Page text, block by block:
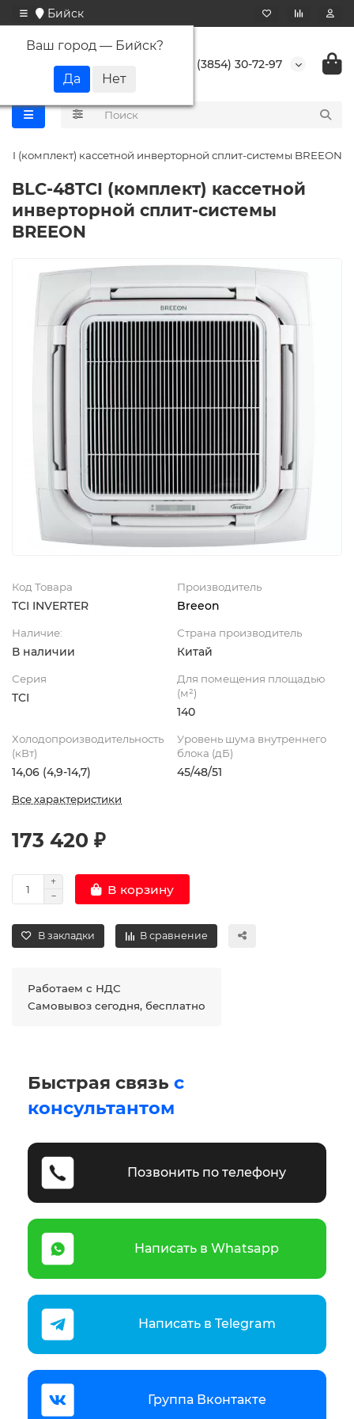
Бийск
Ваш город — Бийск?
+7 (3854) 30-72-97
(комплект) кассетной инверторной сплит-системы BREEON
BLC-48TCI (комплект) кассетной
инверторной сплит-системы
BREEON
Код Товара
TCI INVERTER
Производитель
Breeon
Наличие:
В наличии
Страна производитель
Китай
Серия
TCI
Для помещения площадью
(м²)
140
Холодопроизводительность
(кВт)
14,06 (4,9-14,7)
Уровень шума внутреннего
блока (дБ)
45/48/51
Все характеристики
173 420 ₽
В корзину
В закладки В сравнение
Работаем с НДС
Самовывоз сегодня, бесплатно
Быстрая связь с
консультантом
Позвонить по телефону
Написать в Whatsapp
Написать в Telegram
Группа Вконтакте